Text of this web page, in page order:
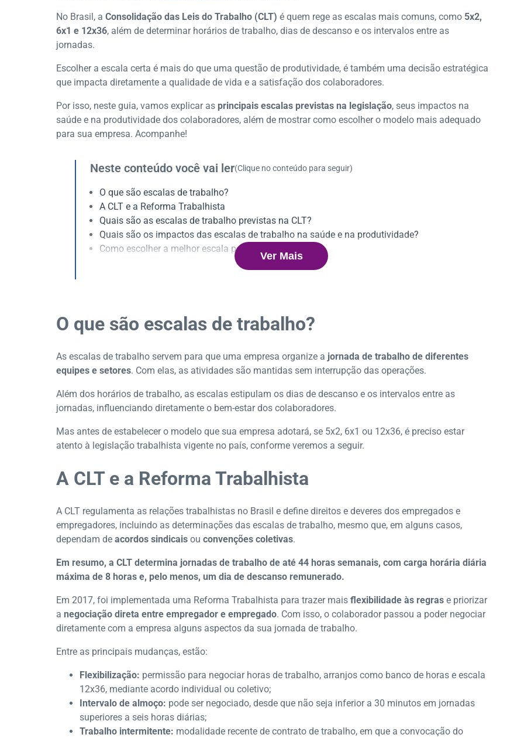
No Brasil, a Consolidação das Leis do Trabalho (CLT) é quem rege as escalas mais comuns, como 5x2,
6x1 e 12x36, além de determinar horários de trabalho, dias de descanso e os intervalos entre as
jornadas.
Escolher a escala certa é mais do que uma questão de produtividade, é também uma decisão estratégica
que impacta diretamente a qualidade de vida e a satisfação dos colaboradores.
Por isso, neste guia, vamos explicar as principais escalas previstas na legislação, seus impactos na
saúde e na produtividade dos colaboradores, além de mostrar como escolher o modelo mais adequado
para sua empresa. Acompanhe!
Neste conteúdo você vai ler(Clique no conteúdo para seguir)
O que são escalas de trabalho?
A CLT e a Reforma Trabalhista
Quais são as escalas de trabalho previstas na CLT?
Quais são os impactos das escalas de trabalho na saúde e na produtividade?
Como escolher a melhor escala para sua empresa?
Veja as principais dúvidas sobre o assunto.
Ver Mais
O que são escalas de trabalho?
As escalas de trabalho servem para que uma empresa organize a jornada de trabalho de diferentes
equipes e setores. Com elas, as atividades são mantidas sem interrupção das operações.
Além dos horários de trabalho, as escalas estipulam os dias de descanso e os intervalos entre as
jornadas, influenciando diretamente o bem-estar dos colaboradores.
Mas antes de estabelecer o modelo que sua empresa adotará, se 5x2, 6x1 ou 12x36, é preciso estar
atento à legislação trabalhista vigente no país, conforme veremos a seguir.
A CLT e a Reforma Trabalhista
A CLT regulamenta as relações trabalhistas no Brasil e define direitos e deveres dos empregados e
empregadores, incluindo as determinações das escalas de trabalho, mesmo que, em alguns casos,
dependam de acordos sindicais ou convenções coletivas.
Em resumo, a CLT determina jornadas de trabalho de até 44 horas semanais, com carga horária diária
máxima de 8 horas e, pelo menos, um dia de descanso remunerado.
Em 2017, foi implementada uma Reforma Trabalhista para trazer mais flexibilidade às regras e priorizar
a negociação direta entre empregador e empregado. Com isso, o colaborador passou a poder negociar
diretamente com a empresa alguns aspectos da sua jornada de trabalho.
Entre as principais mudanças, estão:
Flexibilização: permissão para negociar horas de trabalho, arranjos como banco de horas e escala
12x36, mediante acordo individual ou coletivo;
Intervalo de almoço: pode ser negociado, desde que não seja inferior a 30 minutos em jornadas
superiores a seis horas diárias;
Trabalho intermitente: modalidade recente de contrato de trabalho, em que a convocação do